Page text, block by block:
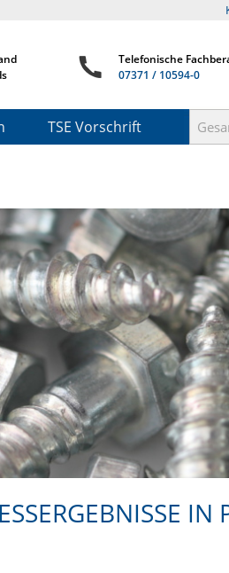
Telefonische
07371 / 10594-0
TSE Vorschrift